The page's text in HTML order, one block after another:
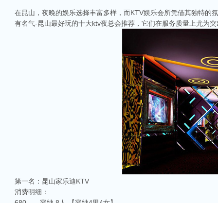
在昆山，夜晚的娱乐选择丰富多样，而KTV娱乐会所凭借其独特的
有名气-昆山最好玩的十大ktv夜总会推荐，它们在服务质量上尤为
第一名：昆山家乐迪KTV
消费明细：